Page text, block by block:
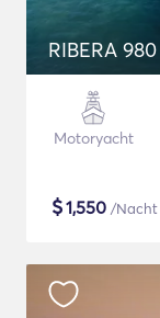
RIBERA 980
Motoryacht
$1,550 /Nacht